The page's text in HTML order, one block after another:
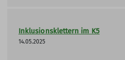
Inklusionsklettern im K5
14.05.2025